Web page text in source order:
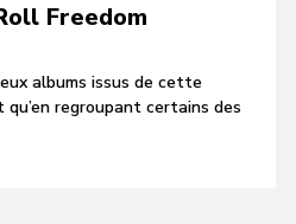
Freedom
albums issus de cette
regroupant certains des